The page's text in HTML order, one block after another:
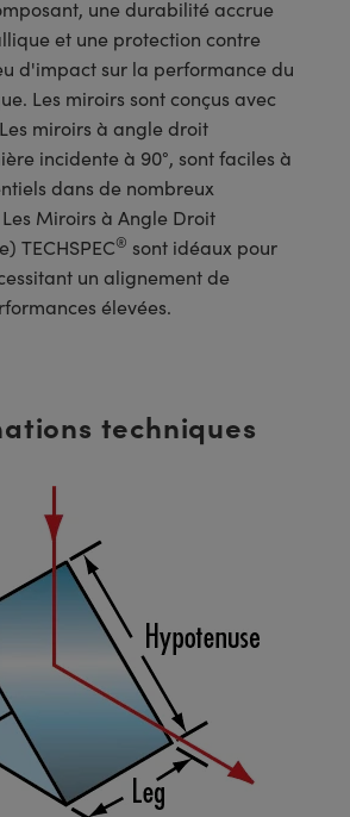
une durabilité accrue
et une protection contre
d'impact sur la performance du
Les miroirs sont conçus avec
miroirs à angle droit
incidente à 90°, sont faciles à
dans de nombreux
Miroirs à Angle Droit
TECHSPEC® sont idéaux pour
un alignement de
élevées.
techniques